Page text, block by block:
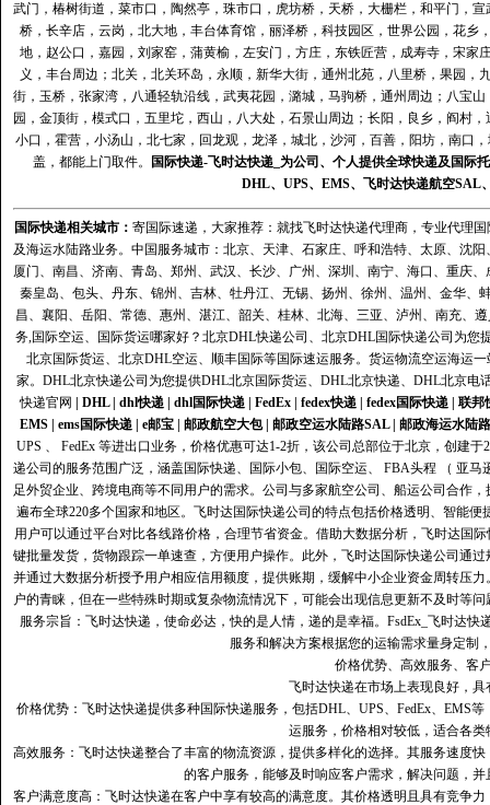
武门，椿树街道，菜市口，陶然亭，珠市口，虎坊桥，天桥，大栅栏，和平门，
桥，长辛店，云岗，北大地，丰台体育馆，丽泽桥，科技园区，世界公园，花
地，赵公口，嘉园，刘家窑，蒲黄榆，左安门，方庄，东铁匠营，成寿寺，宋
义，丰台周边；北关，北关环岛，永顺，新华大街，通州北苑，八里桥，果园
街，玉桥，张家湾，八通轻轨沿线，武夷花园，潞城，马驹桥，通州周边；八宝
园，金顶街，模式口，五里坨，西山，八大处，石景山周边；长阳，良乡，阎村
小口，霍营，小汤山，北七家，回龙观，龙泽，城北，沙河，百善，阳坊，南口
盖，都能上门取件。
国际快递-飞时达快递_为公司、个人提供全球快递及国际
DHL、 UPS、 EMS、 飞时达快递航空SAL
国际快递相关城市： 寄国际速递，大家推荐：就找飞时达快递代理商，专业代理
及海运水陆路业务。中国服务城市：北京、天津、石家庄、呼和浩特、太原、沈
厦门、南昌、济南、青岛、郑州、武汉、长沙、广州、深圳、南宁、海口、重庆
秦皇岛、包头、丹东、锦州、吉林、牡丹江、无锡、扬州、徐州、温州、金华
昌、襄阳、岳阳、常德、惠州、湛江、韶关、桂林、北海、三亚、泸州、南充、
务,国际空运、国际货运哪家好？北京DHL快递公司、北京DHL国际快递公司为
北京国际货运、北京DHL空运、顺丰国际等国际速运服务。货运物流空运海运
家。DHL北京快递公司为您提供DHL北京国际货运、DHL北京快递、DHL北京电
快递官网
DHL| dhl快递| dhl国际快递| FedEx| fedex快递| fedex国际快递| 联邦
EMS| ems国际快递| e邮宝| 邮政航空大包| 邮政空运水陆路SAL| 邮政海运水陆路
UPS 、 FedEx 等进出口业务，价格优惠可达1-2折，该公司总部位于北京，创建
递公司的服务范围广泛，涵盖国际快递、国际小包、国际空运、 FBA头程 （ 亚
足外贸企业、跨境电商等不同用户的需求。公司与多家航空公司、船运公司合作
遍布全球220多个国家和地区。飞时达国际快递公司的特点包括价格透明、智能
用户可以通过平台对比各线路价格，合理节省资金。借助大数据分析，飞时达国
键批量发货，货物跟踪一单速查，方便用户操作。此外，飞时达国际快递公司通
并通过大数据分析授予用户相应信用额度，提供账期，缓解中小企业资金周转压
户的青睐，但在一些特殊时期或复杂物流情况下，可能会出现信息更新不及时等
服务宗旨：飞时达快递，使命必达，快的是人情，递的是幸福。FsdEx_飞时达
服务和解决方案根据您的运输需求量身定制
价格优势、高效服务、客
飞时达快递在市场上表现良好，
价格优势：飞时达快递提供多种国际快递服务，包括DHL、UPS、FedEx、EMS
运服务，价格相对较低，适合各
高效服务：飞时达快递整合了丰富的物流资源，提供多样化的选择。其服务速度
的客户服务，能够及时响应客户需求，解决问题，
客户满意度高‌：飞时达快递在客户中享有较高的满意度。其价格透明且具有竞争